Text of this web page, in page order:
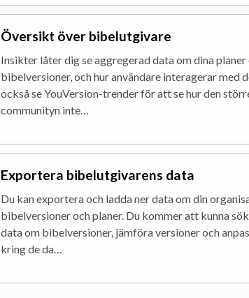
Översikt över bibelutgivare
Insikter låter dig se aggregerad data om dina planer
bibelversioner, och hur användare interagerar med
också se YouVersion-trender för att se hur den
communityn inte…
Exportera bibelutgivarens data
Du kan exportera och ladda ner data om din
bibelversioner och planer. Du kommer att kunna
data om bibelversioner, jämföra versioner och
kring de da…